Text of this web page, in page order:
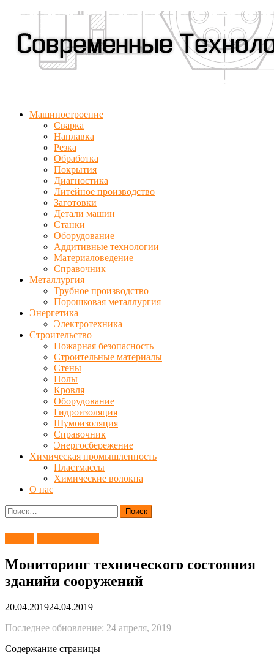
Машиностроение
Сварка
Наплавка
Резка
Обработка
Покрытия
Диагностика
Литейное производство
Заготовки
Детали машин
Станки
Оборудование
Аддитивные технологии
Материаловедение
Справочник
Металлургия
Трубное производство
Порошковая металлургия
Энергетика
Электротехника
Строительство
Пожарная безопасность
Строительные материалы
Стены
Полы
Кровля
Оборудование
Гидроизоляция
Шумоизоляция
Справочник
Энергосбережение
Химическая промышленность
Пластмассы
Химические волокна
О нас
Найти:
Мониторинг технического состояния
зданийи сооружений
20.04.201924.04.2019
Последнее обновление: 24 апреля, 2019
Содержание страницы